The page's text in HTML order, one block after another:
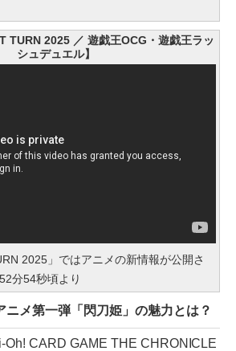
TURN 2025 ／ 遊戯王OCG・遊戯王ラッ
シュデュエル】
2025」ではアニメの新情報が公開さ
分54秒頃より
ニメ第一弾「閃刀姫」の魅力とは？
CARD GAME THE CHRONICLE